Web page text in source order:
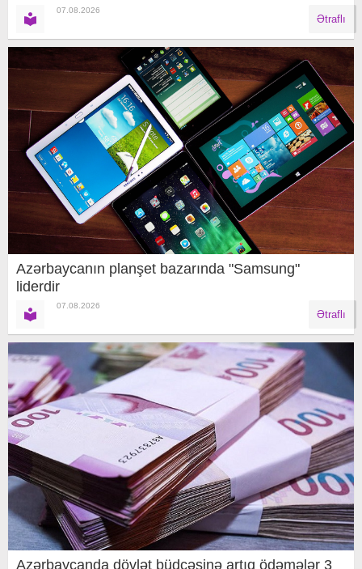
07.08.2026
Ətraflı
Azərbaycanın planşet bazarında "Samsung"
liderdir
07.08.2026
Ətraflı
Azərbaycanda dövlət büdcəsinə artıq ödəmələr 3